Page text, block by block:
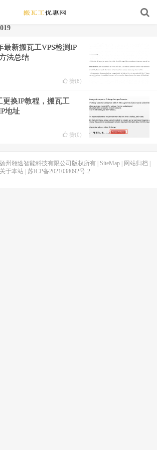
最新搬瓦工VPS检测IP
法总结
赞(8)
更换IP教程，搬瓦工
地址
赞(0)
州翎途智能科技有限公司版权所有 | SiteMap| 网站归档
关于本站| 苏ICP备2021038092号-2